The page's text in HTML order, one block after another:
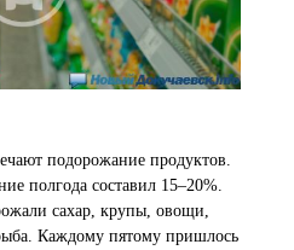
подорожание продуктов.
полгода составил 15–20%.
сахар, крупы, овощи,
Каждому пятому пришлось